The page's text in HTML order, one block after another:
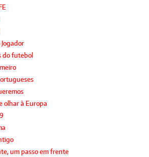
do futebol
olhar à Europa
um passo em frente